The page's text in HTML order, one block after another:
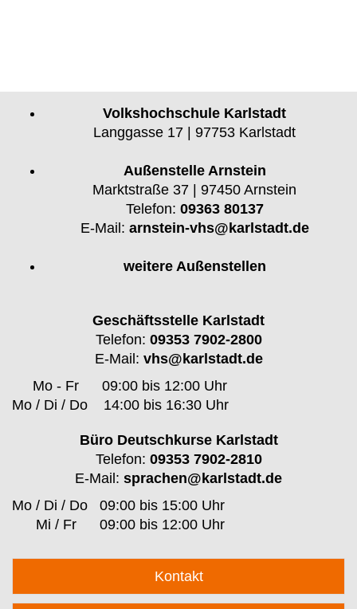
Volkshochschule Karlstadt
Langgasse 17 | 97753 Karlstadt
Außenstelle Arnstein
Marktstraße 37 | 97450 Arnstein
Telefon: 09363 80137
E-Mail: arnstein-vhs@karlstadt.de
weitere Außenstellen
Geschäftsstelle Karlstadt
Telefon: 09353 7902-2800
E-Mail: vhs@karlstadt.de
Mo - Fr
09:00 bis 12:00 Uhr
Mo / Di / Do
14:00 bis 16:30 Uhr
Büro Deutschkurse Karlstadt
Telefon: 09353 7902-2810
E-Mail: sprachen@karlstadt.de
Mo / Di / Do 09:00 bis 15:00 Uhr
Mi / Fr
09:00 bis 12:00 Uhr
Kontakt